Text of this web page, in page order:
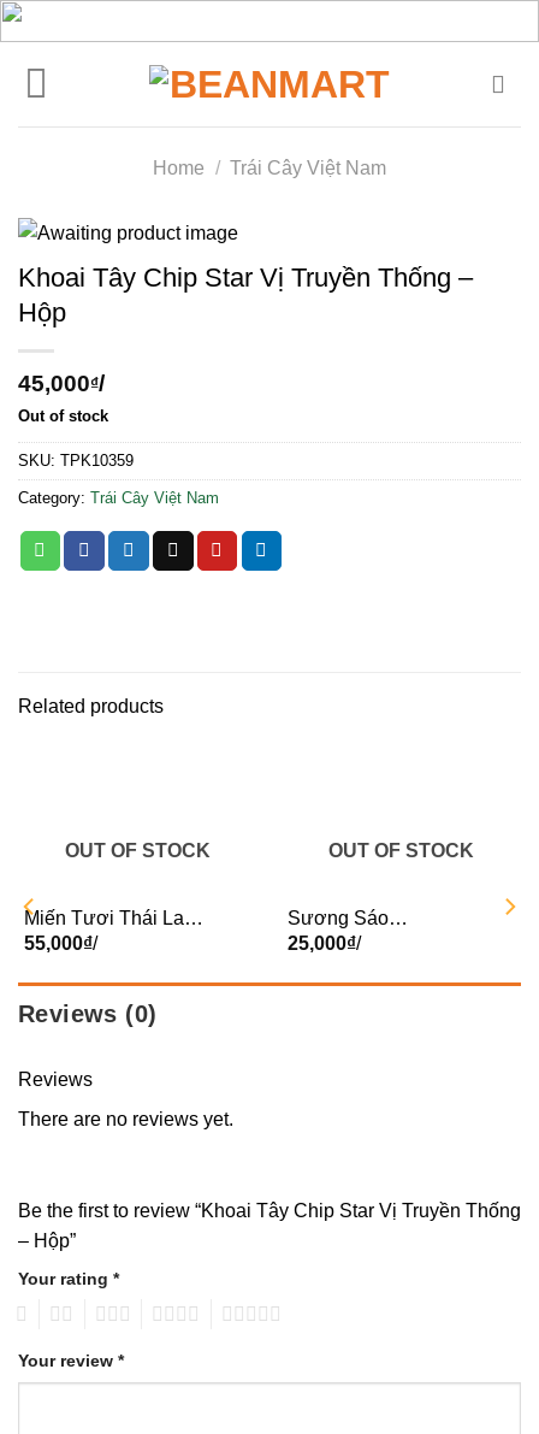
Skip
to
content
Home / Trái Cây Việt Nam
Khoai Tây Chip Star Vị Truyền Thống –
Hộp
45,000₫/
Out of stock
SKU: TPK10359
Category: Trái Cây Việt Nam
Related products
OUT OF STOCK
Miến Tươi Thái Lan
1kg – Gói
55,000₫/
OUT OF STOCK
Sương Sáo
BeanMart – Hộp
25,000₫/
Reviews (0)
Reviews
There are no reviews yet.
Be the first to review “Khoai Tây Chip Star Vị Truyền Thống
– Hộp”
Your rating *
Your review *